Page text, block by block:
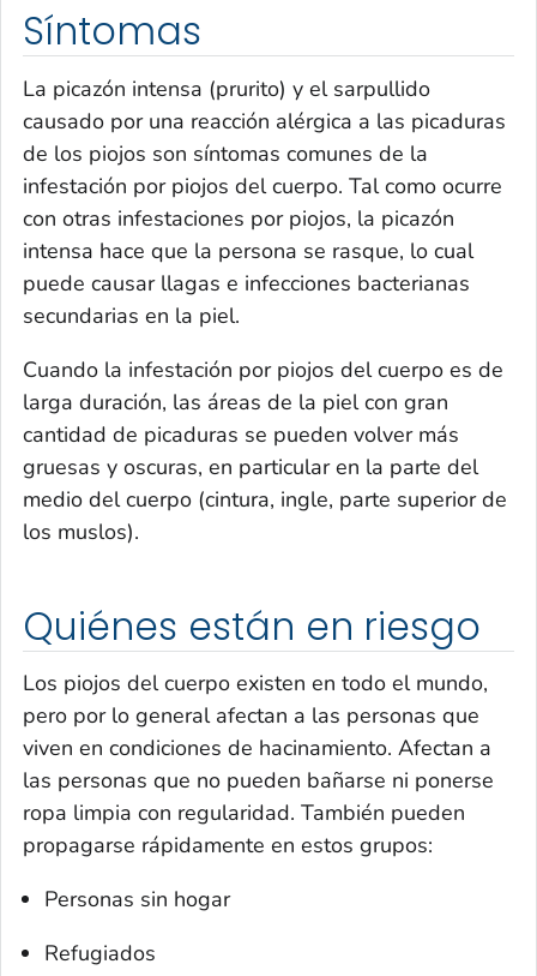
Síntomas
La picazón intensa (prurito) y el sarpullido
causado por una reacción alérgica a las picaduras
de los piojos son síntomas comunes de la
infestación por piojos del cuerpo. Tal como ocurre
con otras infestaciones por piojos, la picazón
intensa hace que la persona se rasque, lo cual
puede causar llagas e infecciones bacterianas
secundarias en la piel.
Cuando la infestación por piojos del cuerpo es de
larga duración, las áreas de la piel con gran
cantidad de picaduras se pueden volver más
gruesas y oscuras, en particular en la parte del
medio del cuerpo (cintura, ingle, parte superior de
los muslos).
Quiénes están en riesgo
Los piojos del cuerpo existen en todo el mundo,
pero por lo general afectan a las personas que
viven en condiciones de hacinamiento. Afectan a
las personas que no pueden bañarse ni ponerse
ropa limpia con regularidad. También pueden
propagarse rápidamente en estos grupos:
Personas sin hogar
Refugiados